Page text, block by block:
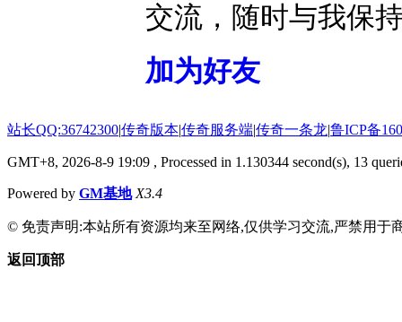
交流，随时与我保
加为好友
站长QQ:36742300|传奇版本|传奇服务端|传奇一条龙|鲁ICP备
GMT+8, 2026-8-9 19:09 , Processed in 1.130344 second(s), 13
Powered by GM基地 X3.4
© 免责声明:本站所有资源均来至网络,仅供学习交流,严禁用于
返回顶部